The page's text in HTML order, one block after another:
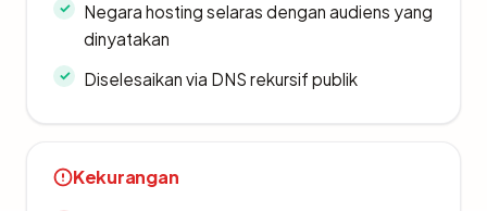
Negara hosting selaras dengan audiens yang
dinyatakan
Diselesaikan via DNS rekursif publik
Kekurangan